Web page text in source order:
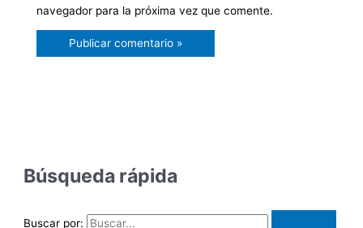
navegador para la próxima vez que comente.
Búsqueda rápida
Buscar por: